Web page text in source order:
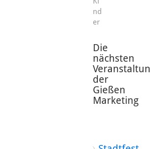
nd
er
Die
nächsten
der
Gießen
Marketing